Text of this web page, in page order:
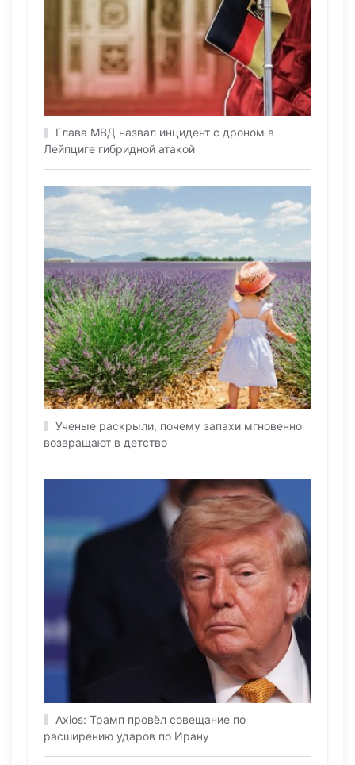
Глава МВД назвал инцидент с дроном в
Лейпциге гибридной атакой
Ученые раскрыли, почему запахи мгновенно
возвращают в детство
Axios: Трамп провёл совещание по
расширению ударов по Ирану